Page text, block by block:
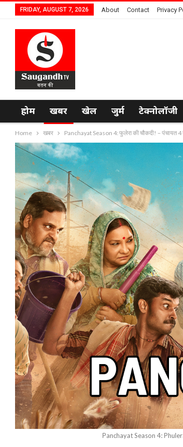
FRIDAY, AUGUST 7, 2026 About Contact Privacy
होम खबर खेल जुर्म टेक्नोलॉजी
Home खबर Panchayat Season 4: फुलेरा की चौकदी! – पंचायत 4
Panchayat Season 4: